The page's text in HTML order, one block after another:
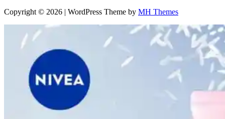
Copyright © 2026 | WordPress Theme by MH Themes